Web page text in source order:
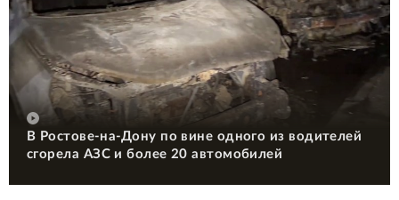
В Ростове-на-Дону по вине одного из водителей
сгорела АЗС и более 20 автомобилей